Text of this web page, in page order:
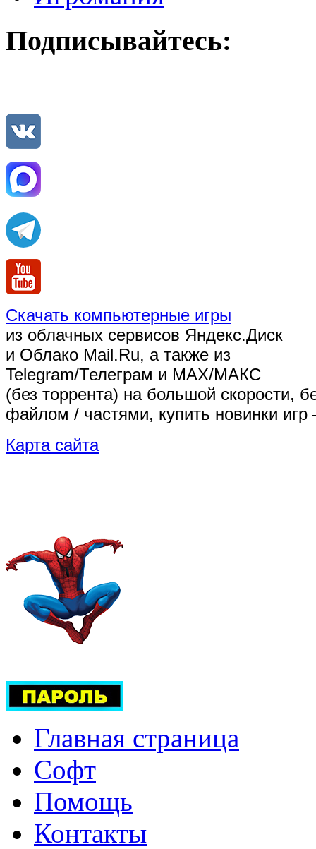
Подписывайтесь:
Скачать компьютерные игры
из облачных сервисов Яндекс.Диск
и Облако Mail.Ru, а также из
Telegram/Телеграм и MAX/МАКС
(без торрента) на большой скорости,
файлом / частями, купить новинки
Карта сайта
Главная страница
Софт
Помощь
Контакты